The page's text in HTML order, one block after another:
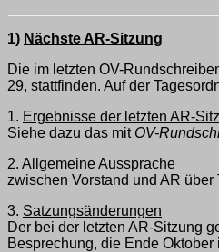
1) Nächste AR-Sitzung
Die im letzten OV-
29, stattfinden. Auf der
1. Ergebnisse der letzten AR-
Siehe dazu das mit OV-
2. Allgemeine Aussprache
zwischen Vorstand und AR
3. Satzungsänderungen
Der bei der letzten AR-Sitzung
Besprechung, die Ende